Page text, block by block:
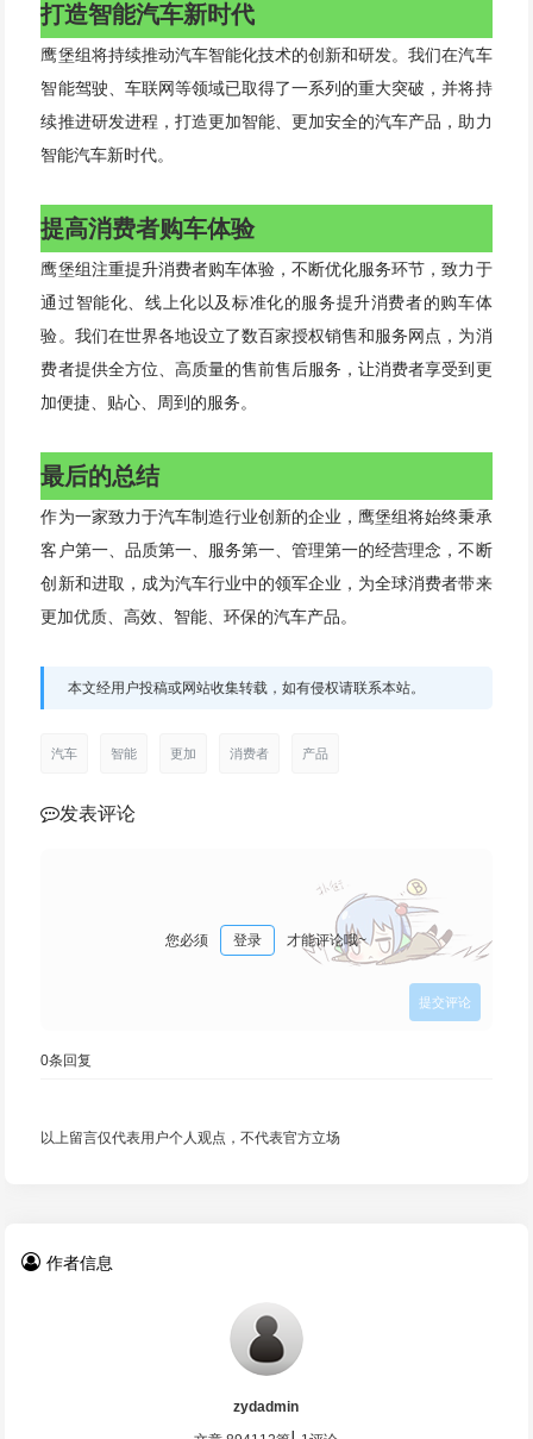
打造智能汽车新时代
鹰堡组将持续推动汽车智能化技术的创新和研发。我们在汽车
智能驾驶、车联网等领域已取得了一系列的重大突破，并将持
续推进研发进程，打造更加智能、更加安全的汽车产品，助力
智能汽车新时代。
提高消费者购车体验
鹰堡组注重提升消费者购车体验，不断优化服务环节，致力于
通过智能化、线上化以及标准化的服务提升消费者的购车体
验。我们在世界各地设立了数百家授权销售和服务网点，为消
费者提供全方位、高质量的售前售后服务，让消费者享受到更
加便捷、贴心、周到的服务。
最后的总结
作为一家致力于汽车制造行业创新的企业，鹰堡组将始终秉承
客户第一、品质第一、服务第一、管理第一的经营理念，不断
创新和进取，成为汽车行业中的领军企业，为全球消费者带来
更加优质、高效、智能、环保的汽车产品。
本文经用户投稿或网站收集转载，如有侵权请联系本站。
汽车 智能 更加 消费者 产品
发表评论
您必须 登录 才能评论哦~
0条回复
以上留言仅代表用户个人观点，不代表官方立场
作者信息
zydadmin